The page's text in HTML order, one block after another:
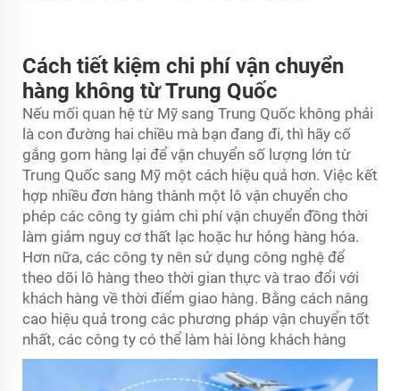
Cách tiết kiệm chi phí vận chuyển
hàng không từ Trung Quốc
Nếu mối quan hệ từ Mỹ sang Trung Quốc không phải
là con đường hai chiều mà bạn đang đi, thì hãy cố
gắng gom hàng lại để vận chuyển số lượng lớn từ
Trung Quốc sang Mỹ một cách hiệu quả hơn. Việc kết
hợp nhiều đơn hàng thành một lô vận chuyển cho
phép các công ty giảm chi phí vận chuyển đồng thời
làm giảm nguy cơ thất lạc hoặc hư hỏng hàng hóa.
Hơn nữa, các công ty nên sử dụng công nghệ để
theo dõi lô hàng theo thời gian thực và trao đổi với
khách hàng về thời điểm giao hàng. Bằng cách nâng
cao hiệu quả trong các phương pháp vận chuyển tốt
nhất, các công ty có thể làm hài lòng khách hàng